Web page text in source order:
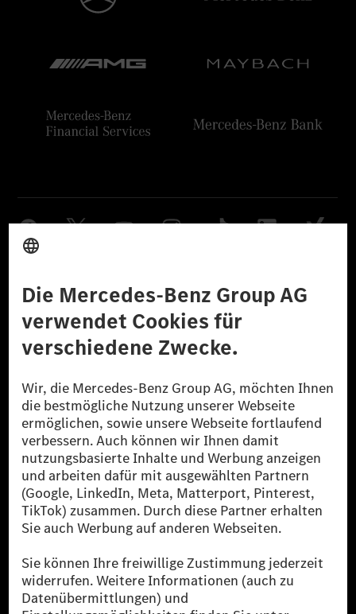
Datenschutz Lizenzhinweise Dritter Barrierefreiheit
© 2026 Mercedes-Benz Group AG. Alle Rechte vorbehalten.
[1] Bilanziell CO₂-neutral bedeutet, dass nicht vermiedene oder nicht
reduzierte CO₂-Emissionen bei der Mercedes-Benz Group durch
zertifizierte Ausgleichsprojekte kompensiert werden.
[2] Renewable Charging ist ein integraler Bestandteil von MB.CHARGE
Public in Europa, den USA, Kanada und China. Sofern an der jeweiligen
Ladestation noch kein Strom aus erneuerbaren Energien vorliegt,
verwendet Renewable Charging Grünstromzertifikate*. Diese stellen
sicher, dass für Ladevorgänge über MB.CHARGE Public eine äquivalente
Strommenge aus erneuerbaren Energien ins Stromnetz eingespeist wird.
als sechs Jahre sind.
* Inkl. EKOenergy Ökolabel
* Die angegebenen Werte wurden nach dem vorgeschriebenen
Messverfahren WLTP (Worldwide harmonised Light vehicles Test